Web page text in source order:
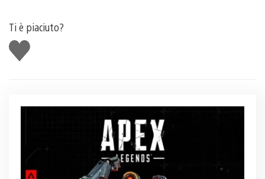
Ti è piaciuto?
Mi
piace